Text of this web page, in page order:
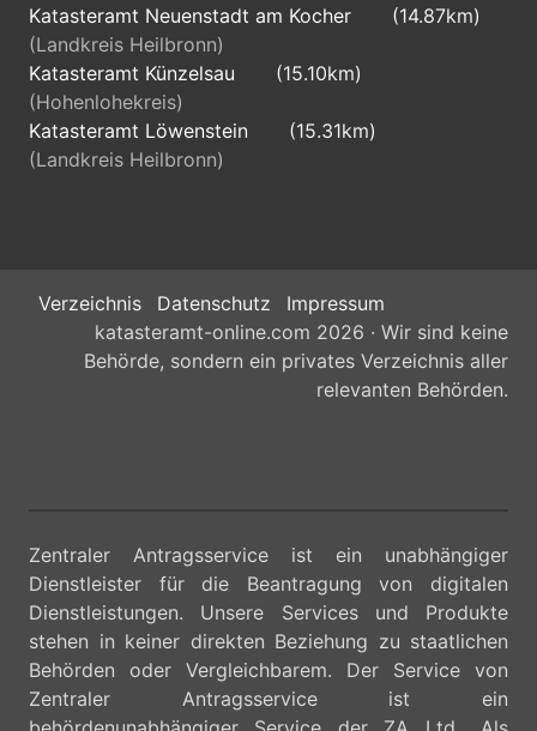
Katasteramt Neuenstadt am Kocher
(14.87km)
(Landkreis Heilbronn)
Katasteramt Künzelsau
(15.10km)
(Hohenlohekreis)
Katasteramt Löwenstein
(15.31km)
(Landkreis Heilbronn)
Verzeichnis Datenschutz
Impressum
katasteramt-online.com 2026 · Wir sind keine
Behörde, sondern ein privates Verzeichnis aller
relevanten Behörden.
Zentraler Antragsservice ist ein unabhängiger
Dienstleister für die Beantragung von digitalen
Dienstleistungen. Unsere Services und Produkte
stehen in keiner direkten Beziehung zu staatlichen
Behörden oder Vergleichbarem. Der Service von
Zentraler Antragsservice ist ein